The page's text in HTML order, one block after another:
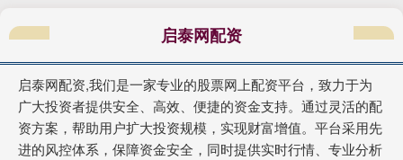
启泰网配资
启泰网配资,我们是一家专业的股票网上配资平台，致力于为
广大投资者提供安全、高效、便捷的资金支持。通过灵活的配
资方案，帮助用户扩大投资规模，实现财富增值。平台采用先
进的风控体系，保障资金安全，同时提供实时行情、专业分析